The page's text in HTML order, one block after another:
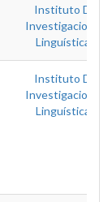
Instituto De
Investigaciones
Linguísticas
Instituto De
Investigaciones
Linguísticas